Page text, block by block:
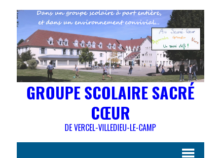
GROUPE SCOLAIRE SACRÉ
CŒUR
DE VERCEL-VILLEDIEU-LE-CAMP